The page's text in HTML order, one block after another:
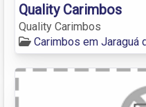
Quality Carimbos
Quality Carimbos
Carimbos em Jaraguá